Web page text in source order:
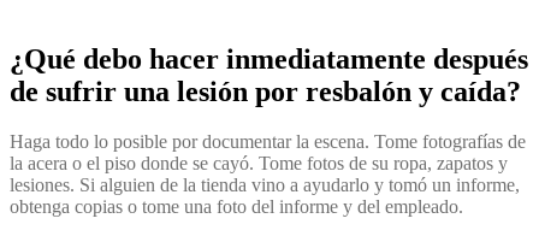
¿Qué debo hacer inmediatamente después
de sufrir una lesión por resbalón y caída?
Haga todo lo posible por documentar la escena. Tome fotografías de
la acera o el piso donde se cayó. Tome fotos de su ropa, zapatos y
lesiones. Si alguien de la tienda vino a ayudarlo y tomó un informe,
obtenga copias o tome una foto del informe y del empleado.